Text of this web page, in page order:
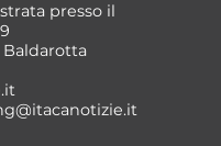
presso il